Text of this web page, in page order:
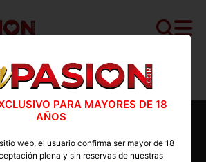
>Escorts>Madrid>
>Sofia
PARA MAYORES DE 18
AÑOS
web, el usuario confirma ser mayor de 18
plena y sin reservas de nuestras